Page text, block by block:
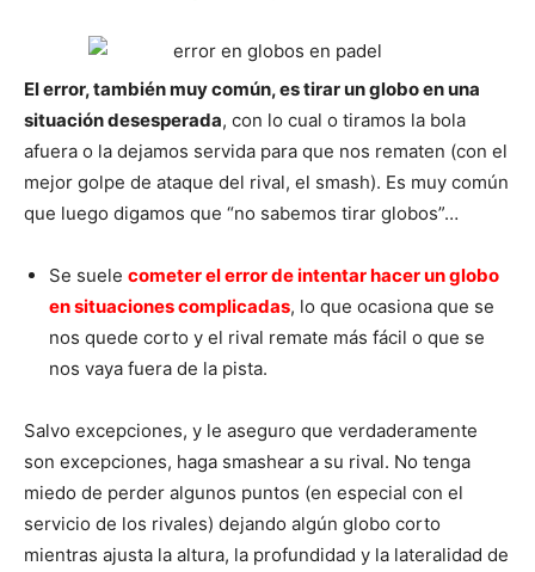
El error, también muy común, es tirar un globo en una
situación desesperada, con lo cual o tiramos la bola
afuera o la dejamos servida para que nos rematen (con el
mejor golpe de ataque del rival, el smash). Es muy común
que luego digamos que “no sabemos tirar globos”…
Se suele cometer el error de intentar hacer un globo
en situaciones complicadas, lo que ocasiona que se
nos quede corto y el rival remate más fácil o que se
nos vaya fuera de la pista.
Salvo excepciones, y le aseguro que verdaderamente
son excepciones, haga smashear a su rival. No tenga
miedo de perder algunos puntos (en especial con el
servicio de los rivales) dejando algún globo corto
mientras ajusta la altura, la profundidad y la lateralidad de